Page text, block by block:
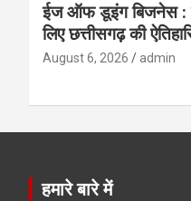
ईज ऑफ डूइंग बिजनेस :
लिए छत्तीसगढ़ की
August 6, 2026 admin
हमारे बारे में